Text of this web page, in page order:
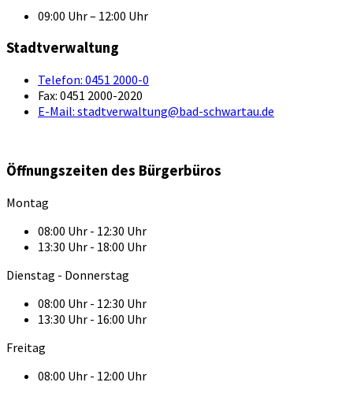
09:00 Uhr – 12:00 Uhr
Stadtverwaltung
Telefon: 0451 2000-0
Fax: 0451 2000-2020
E-Mail: stadtverwaltung@bad-schwartau.de
Öffnungszeiten des Bürgerbüros
Montag
08:00 Uhr - 12:30 Uhr
13:30 Uhr - 18:00 Uhr
Dienstag - Donnerstag
08:00 Uhr - 12:30 Uhr
13:30 Uhr - 16:00 Uhr
Freitag
08:00 Uhr - 12:00 Uhr